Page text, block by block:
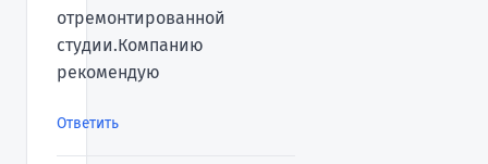
отремонтированной
студии.Компанию
рекомендую
Ответить